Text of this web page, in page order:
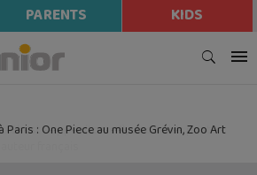
PARENTS KIDS
Paris : One Piece au musée Grévin, Zoo Art